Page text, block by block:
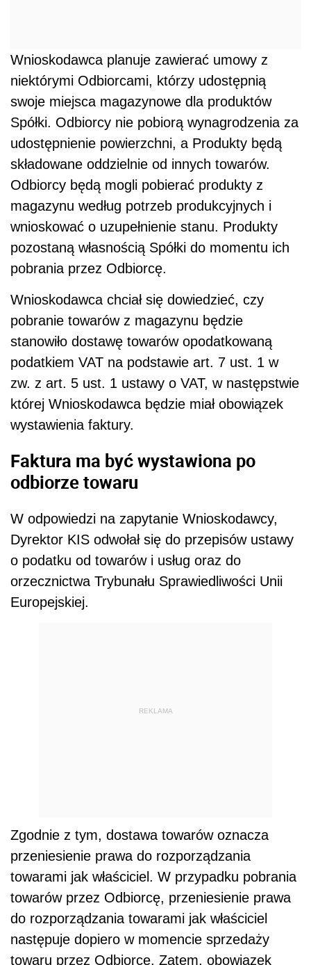
Wnioskodawca planuje zawierać umowy z
niektórymi Odbiorcami, którzy udostępnią
swoje miejsca magazynowe dla produktów
Spółki. Odbiorcy nie pobiorą wynagrodzenia za
udostępnienie powierzchni, a Produkty będą
składowane oddzielnie od innych towarów.
Odbiorcy będą mogli pobierać produkty z
magazynu według potrzeb produkcyjnych i
wnioskować o uzupełnienie stanu. Produkty
pozostaną własnością Spółki do momentu ich
pobrania przez Odbiorcę.
Wnioskodawca chciał się dowiedzieć, czy
pobranie towarów z magazynu będzie
stanowiło dostawę towarów opodatkowaną
podatkiem VAT na podstawie art. 7 ust. 1 w
zw. z art. 5 ust. 1 ustawy o VAT, w następstwie
której Wnioskodawca będzie miał obowiązek
wystawienia faktury.
Faktura ma być wystawiona po
odbiorze towaru
W odpowiedzi na zapytanie Wnioskodawcy,
Dyrektor KIS odwołał się do przepisów ustawy
o podatku od towarów i usług oraz do
orzecznictwa Trybunału Sprawiedliwości Unii
Europejskiej.
REKLAMA
Zgodnie z tym, dostawa towarów oznacza
przeniesienie prawa do rozporządzania
towarami jak właściciel. W przypadku pobrania
towarów przez Odbiorcę, przeniesienie prawa
do rozporządzania towarami jak właściciel
następuje dopiero w momencie sprzedaży
towaru przez Odbiorcę. Zatem, obowiązek